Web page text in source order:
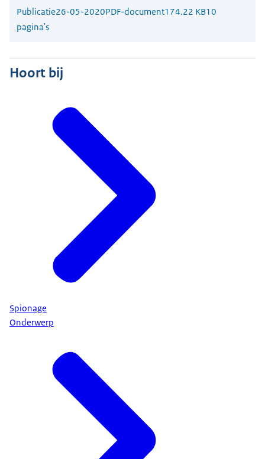
Publicatie26-05-2020PDF-document174.22 KB10
pagina's
Hoort bij
Spionage
Onderwerp